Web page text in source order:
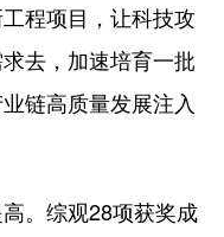
程项目，让科技攻
去，加速培育一批
链高质量发展注入
。综观28项获奖成